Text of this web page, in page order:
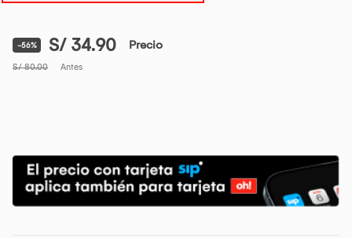
-56% S/ 34.90 Precio
S/ 80.00 Antes